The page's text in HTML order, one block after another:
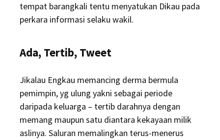
tempat barangkali tentu menyatukan Dikau pada
perkara informasi selaku wakil.
Ada, Tertib, Tweet
Jikalau Engkau memancing derma bermula
pemimpin, yg ulung yakni sebagai periode
daripada keluarga – tertib darahnya dengan
memang maupun satu diantara kekayaan milik
aslinya. Saluran memalingkan terus-menerus